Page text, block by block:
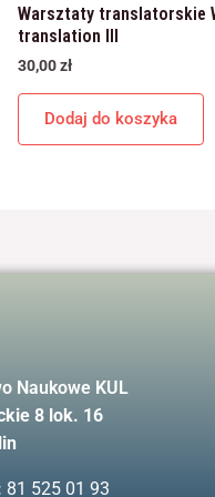
Warsztaty translatorskie
translation III
30,00zł
Dodaj do koszyka
Naukowe KUL
8 lok. 16
81 525 01 93